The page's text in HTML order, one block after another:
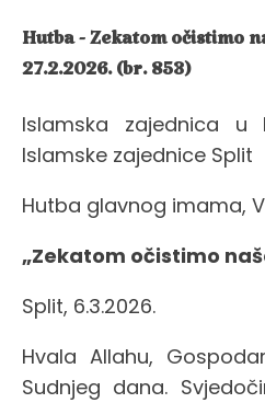
Hutba - Zekatom očistimo
27.2.2026. (br. 853)
Islamska zajednica u
Islamske zajednice Split
Hutba glavnog imama,
„Zekatom očistimo
Split, 6.3.2026.
Hvala Allahu,
Sudnjeg dana.